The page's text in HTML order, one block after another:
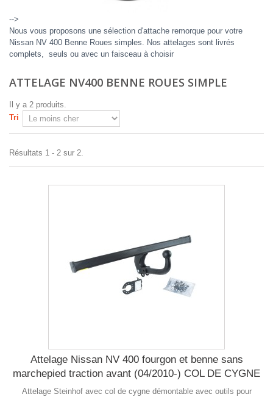
-->
Nous vous proposons une sélection d'attache remorque pour votre
Nissan NV 400 Benne Roues simples. Nos attelages sont livrés
complets, seuls ou avec un faisceau à choisir
ATTELAGE NV400 BENNE ROUES SIMPLE
Il y a 2 produits.
Tri
Résultats 1 - 2 sur 2.
Attelage Nissan NV 400 fourgon et benne sans
marchepied traction avant (04/2010-) COL DE CYGNE
Attelage Steinhof avec col de cygne démontable avec outils pour